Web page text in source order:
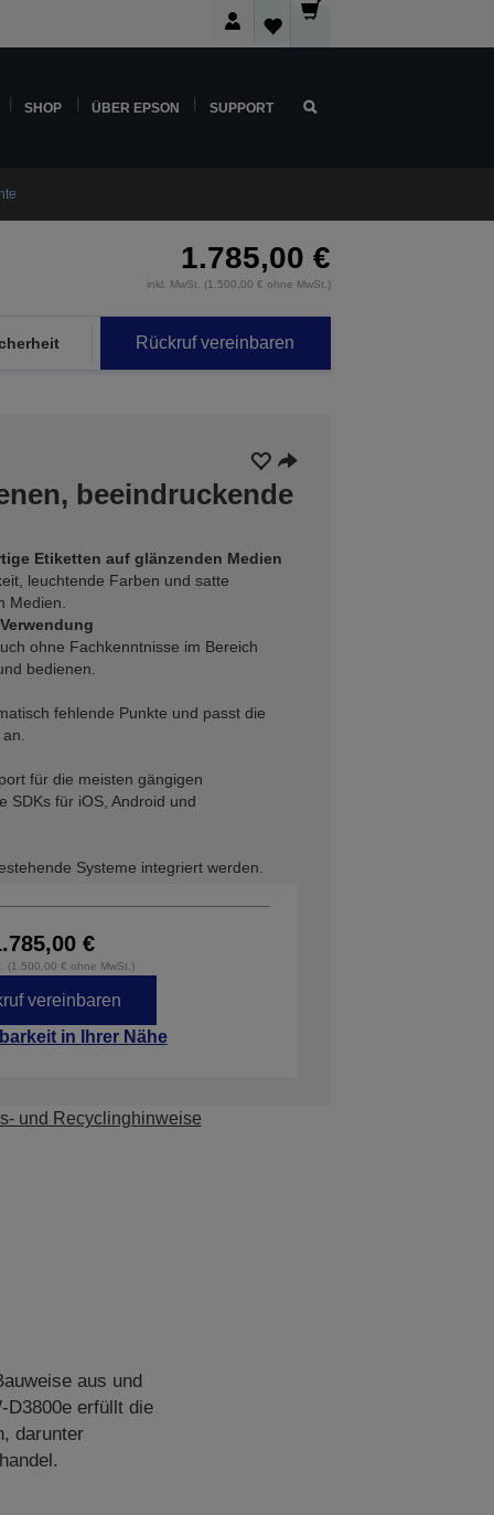
SHOP ÜBER EPSON SUPPORT
1.785,00 €
inkl. MwSt. (1.500,00 € ohne MwSt.)
Rückruf vereinbaren
beeindruckende
Etiketten auf glänzenden Medien
leuchtende Farben und satte
Medien.
ohne Fachkenntnisse im Bereich
bedienen.
fehlende Punkte und passt die
für die meisten gängigen
SDKs für iOS, Android und
Systeme integriert werden.
€
(1.500,00 € ohne MwSt.)
vereinbaren
in Ihrer Nähe
und Recyclinghinweise
aus und
D3800e erfüllt die
darunter